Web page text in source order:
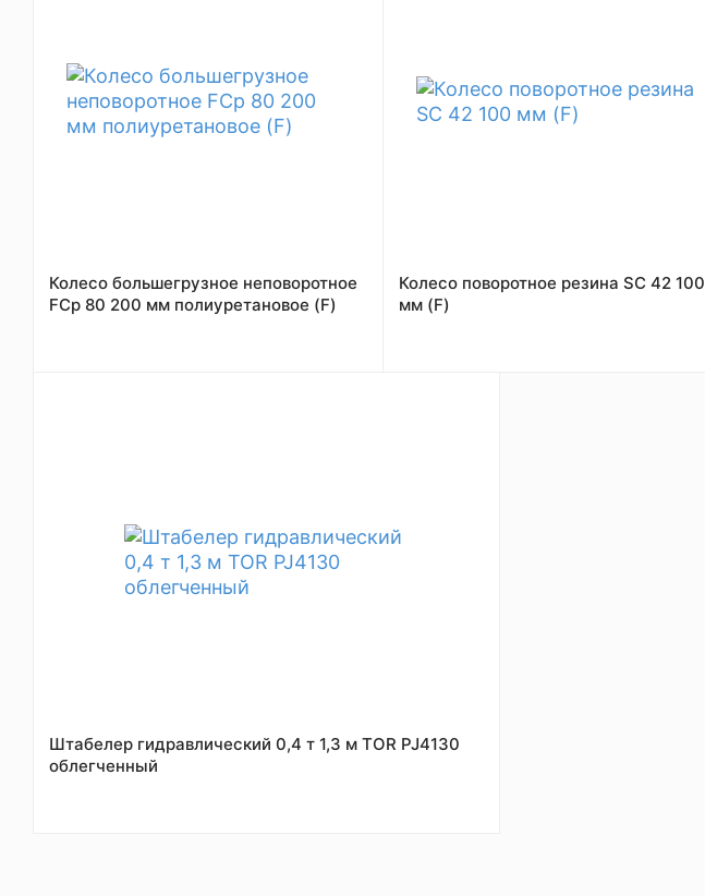
Колесо большегрузное неповоротное
FCp 80 200 мм полиуретановое (F)
Колесо поворотное резина SC 42 100
мм (F)
Штабелер гидравлический 0,4 т 1,3 м TOR PJ4130
облегченный